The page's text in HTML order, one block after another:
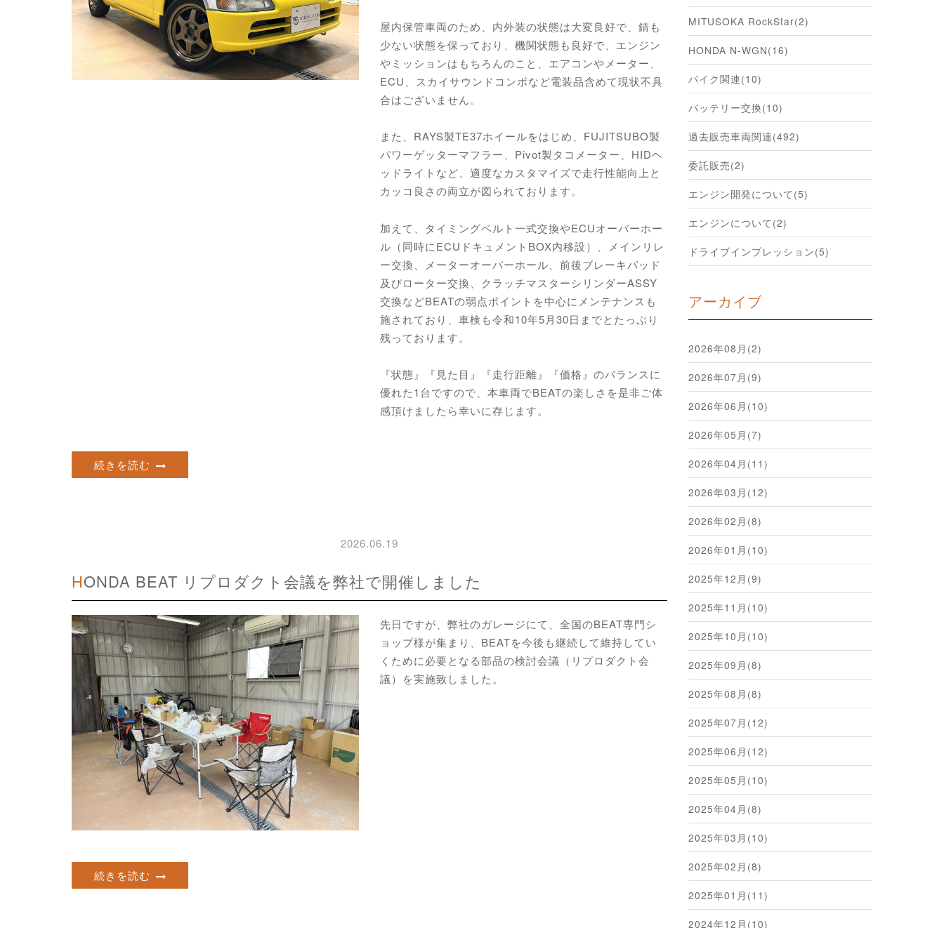
屋内保管車両のため、内外装の状態は大変良好で、錆も
少ない状態を保っており、機関状態も良好で、エンジン
やミッションはもちろんのこと、エアコンやメーター、
ECU、スカイサウンドコンポなど電装品含めて現状不具
合はございません。
また、RAYS製TE37ホイールをはじめ、FUJITSUBO製
パワーゲッターマフラー、Pivot製タコメーター、HIDヘ
ッドライトなど、適度なカスタマイズで走行性能向上と
カッコ良さの両立が図られております。
加えて、タイミングベルト一式交換やECUオーバーホー
ル（同時にECUドキュメントBOX内移設）、メインリレ
ー交換、メーターオーバーホール、前後ブレーキパッド
及びローター交換、クラッチマスターシリンダーASSY
交換などBEATの弱点ポイントを中心にメンテナンスも
施されており
、車検も令和10年5月30日までとたっぷり
残っております。
『状態』『見た目』『走行距離』『価格』のバランスに
優れた1台ですので、 本車両でBEATの楽しさを是非ご体
感頂けましたら幸いに存じます。
続きを読む
2026.06.19
HONDA BEAT リプロダクト会議を弊社で開催しました
先日ですが、弊社のガレージにて、全国のBEAT専門シ
ョップ様が集まり、BEATを今後も継続して維持してい
くために必要となる部品の検討会議（リプロダクト会
議）を実施致しました。
続きを読む
MITUSOKA RockStar(2)
HONDA N-WGN(16)
バイク関連(10)
バッテリー交換(10)
過去販売車両関連(492)
委託販売(2)
エンジン開発について(5)
エンジンについて(2)
ドライブインプレッション(5)
アーカイブ
2026年08月(2)
2026年07月(9)
2026年06月(10)
2026年05月(7)
2026年04月(11)
2026年03月(12)
2026年02月(8)
2026年01月(10)
2025年12月(9)
2025年11月(10)
2025年10月(10)
2025年09月(8)
2025年08月(8)
2025年07月(12)
2025年06月(12)
2025年05月(10)
2025年04月(8)
2025年03月(10)
2025年02月(8)
2025年01月(11)
2024年12月(10)